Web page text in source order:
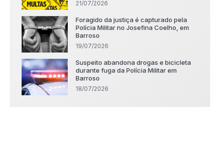
21/07/2026
Foragido da justiça é capturado pela
Polícia Militar no Josefina Coelho, em
Barroso
19/07/2026
Suspeito abandona drogas e bicicleta
durante fuga da Polícia Militar em
Barroso
18/07/2026